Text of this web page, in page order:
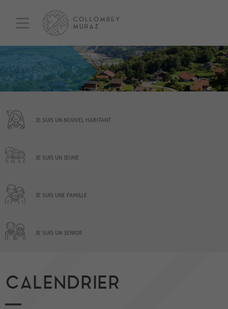
JE SUIS UN NOUVEL HABITANT
JE SUIS UN JEUNE
JE SUIS UNE FAMILLE
JE SUIS UN SENIOR
CALENDRIER